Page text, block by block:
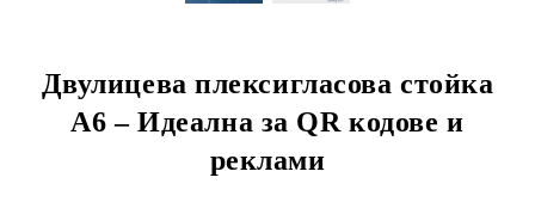
Двулицева плексигласова стойка
A6 – Идеална за QR кодове и
реклами